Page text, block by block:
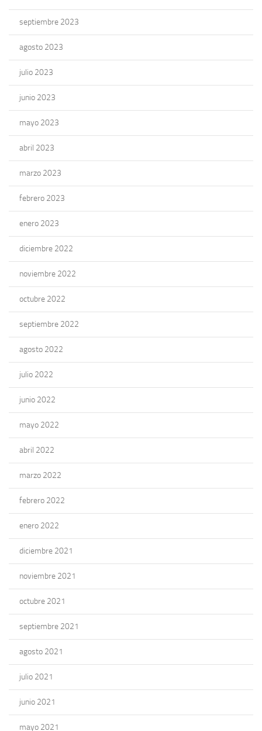
septiembre 2023
agosto 2023
julio 2023
junio 2023
mayo 2023
abril 2023
marzo 2023
febrero 2023
enero 2023
diciembre 2022
noviembre 2022
octubre 2022
septiembre 2022
agosto 2022
julio 2022
junio 2022
mayo 2022
abril 2022
marzo 2022
febrero 2022
enero 2022
diciembre 2021
noviembre 2021
octubre 2021
septiembre 2021
agosto 2021
julio 2021
junio 2021
mayo 2021